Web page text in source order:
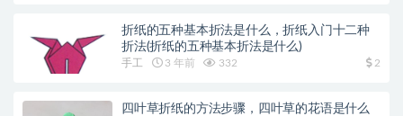
折纸的五种基本折法是什么，折纸入门十二种
折法(折纸的五种基本折法是什么)
手工 3 年前 332 2
四叶草折纸的方法步骤，四叶草的花语是什么